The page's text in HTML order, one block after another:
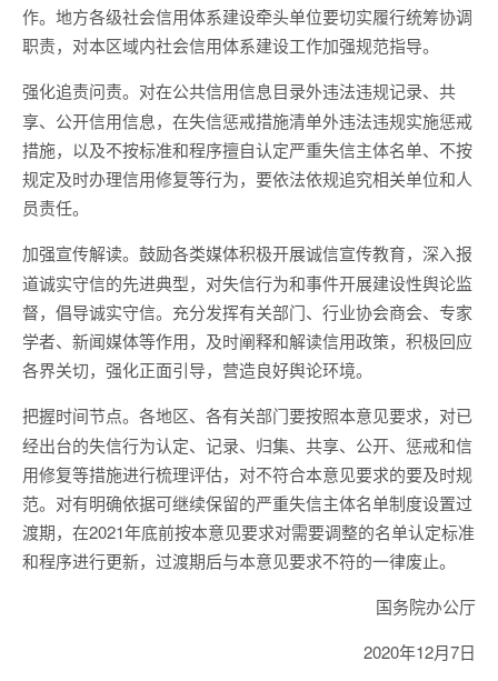
作。地方各级社会信用体系建设牵头单位要切实履行统筹协调
职责，对本区域内社会信用体系建设工作加强规范指导。
强化追责问责。 对在公共信用信息目录外违法违规记录、共
享、公开信用信息，在失信惩戒措施清单外违法违规实施惩戒
措施，以及不按标准和程序擅自认定严重失信主体名单、不按
规定及时办理信用修复等行为，要依法依规追究相关单位和人
员责任。
加强宣传解读。 鼓励各类媒体积极开展诚信宣传教育，深入报
道诚实守信的先进典型，对失信行为和事件开展建设性舆论监
督，倡导诚实守信。充分发挥有关部门、行业协会商会、专家
学者、新闻媒体等作用，及时阐释和解读信用政策，积极回应
各界关切，强化正面引导，营造良好舆论环境。
把握时间节点。 各地区、各有关部门要按照本意见要求，对已
经出台的失信行为认定、记录、归集、共享、公开、惩戒和信
用修复等措施进行梳理评估，对不符合本意见要求的要及时规
范。对有明确依据可继续保留的严重失信主体名单制度设置过
渡期，在2021年底前按本意见要求对需要调整的名单认定标准
和程序进行更新，过渡期后与本意见要求不符的一律废止。
国务院办公厅
2020年12月7日